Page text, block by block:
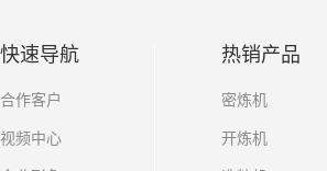
快速导航
合作客户
视频中心
热销产品
密炼机
开炼机